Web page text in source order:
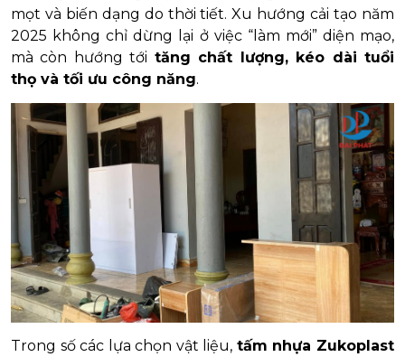
mọt và biến dạng do thời tiết. Xu hướng cải tạo năm
2025 không chỉ dừng lại ở việc “làm mới” diện mạo,
mà còn hướng tới tăng chất lượng, kéo dài tuổi
thọ và tối ưu công năng.
Trong số các lựa chọn vật liệu, tấm nhựa Zukoplast